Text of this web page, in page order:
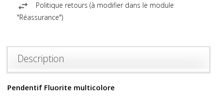
Politique retours (à modifier dans le module
"Réassurance")
Description
Pendentif Fluorite multicolore